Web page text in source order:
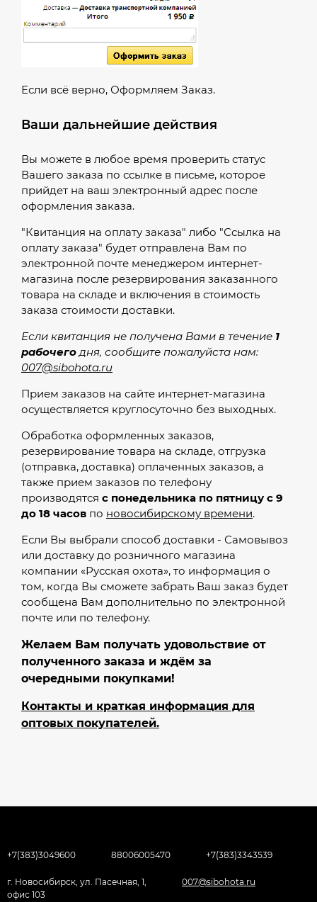
Если всё верно, Оформляем Заказ.
Ваши дальнейшие действия
Вы можете в любое время проверить статус
Вашего заказа по ссылке в письме, которое
прийдет на ваш электронный адрес после
оформления заказа.
"Квитанция на оплату заказа" либо "Ссылка на
оплату заказа" будет отправлена Вам по
электронной почте менеджером интернет-
магазина после резервирования заказанного
товара на складе и включения в стоимость
заказа стоимости доставки.
Если квитанция не получена Вами в течение 1
рабочего дня, сообщите пожалуйста нам:
007@sibohota.ru
Прием заказов на сайте интернет-магазина
осуществляется круглосуточно без выходных.
Обработка оформленных заказов,
резервирование товара на складе, отгрузка
(отправка, доставка) оплаченных заказов, а
также прием заказов по телефону
производятся с понедельника по пятницу с 9
до 18 часов по новосибирскому времени.
Если Вы выбрали способ доставки - Самовывоз
или доставку до розничного магазина
компании «Русская охота», то информация о
том, когда Вы сможете забрать Ваш заказ будет
сообщена Вам дополнительно по электронной
почте или по телефону.
Желаем Вам получать удовольствие от
полученного заказа и ждём за
очередными покупками!
Контакты и краткая информация для
оптовых покупателей.
+7(383)3049600 88006005470 +7(383)3343539
г. Новосибирск, ул. Пасечная, 1,
офис 103
007@sibohota.ru